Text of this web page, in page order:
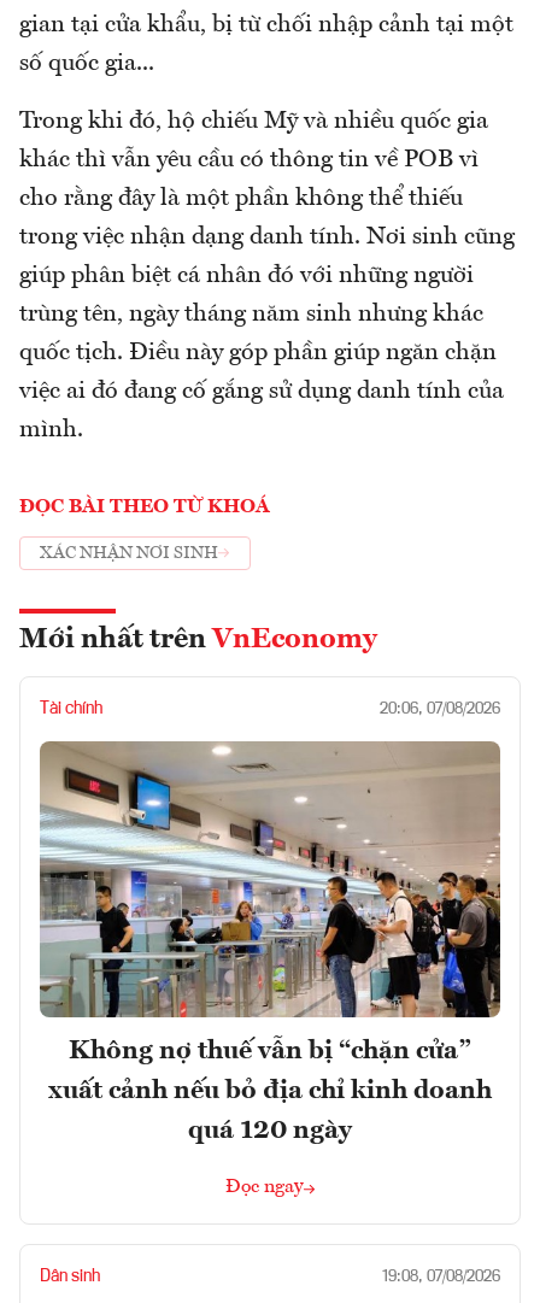
gian tại cửa khẩu, bị từ chối nhập cảnh tại một
số quốc gia...
Trong khi đó, hộ chiếu Mỹ và nhiều quốc gia
khác thì vẫn yêu cầu có thông tin về POB vì
cho rằng đây là một phần không thể thiếu
trong việc nhận dạng danh tính. Nơi sinh cũng
giúp phân biệt cá nhân đó với những người
trùng tên, ngày tháng năm sinh nhưng khác
quốc tịch. Điều này góp phần giúp ngăn chặn
việc ai đó đang cố gắng sử dụng danh tính của
mình.
ĐỌC BÀI THEO TỪ KHOÁ
XÁC NHẬN NƠI SINH
Mới nhất trên VnEconomy
Tài chính 20:06, 07/08/2026
Không nợ thuế vẫn bị “chặn cửa”
xuất cảnh nếu bỏ địa chỉ kinh doanh
quá 120 ngày
Đọc ngay
Dân sinh 19:08, 07/08/2026